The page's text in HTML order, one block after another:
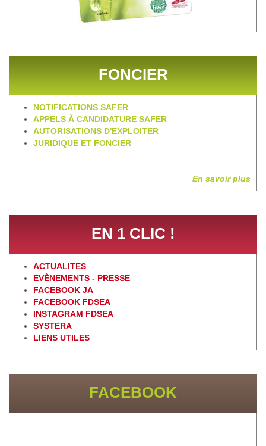
FONCIER
NOTIFICATIONS SAFER
APPELS À CANDIDATURE SAFER
AUTORISATIONS D'EXPLOITER
JURIDIQUE ET FONCIER
En savoir plus
EN 1 CLIC !
ACTUALITES
EVÈNEMENTS - PRESSE
FACEBOOK JA
FACEBOOK FDSEA
INSTAGRAM FDSEA
SYSTERA
LIENS UTILES
FACEBOOK